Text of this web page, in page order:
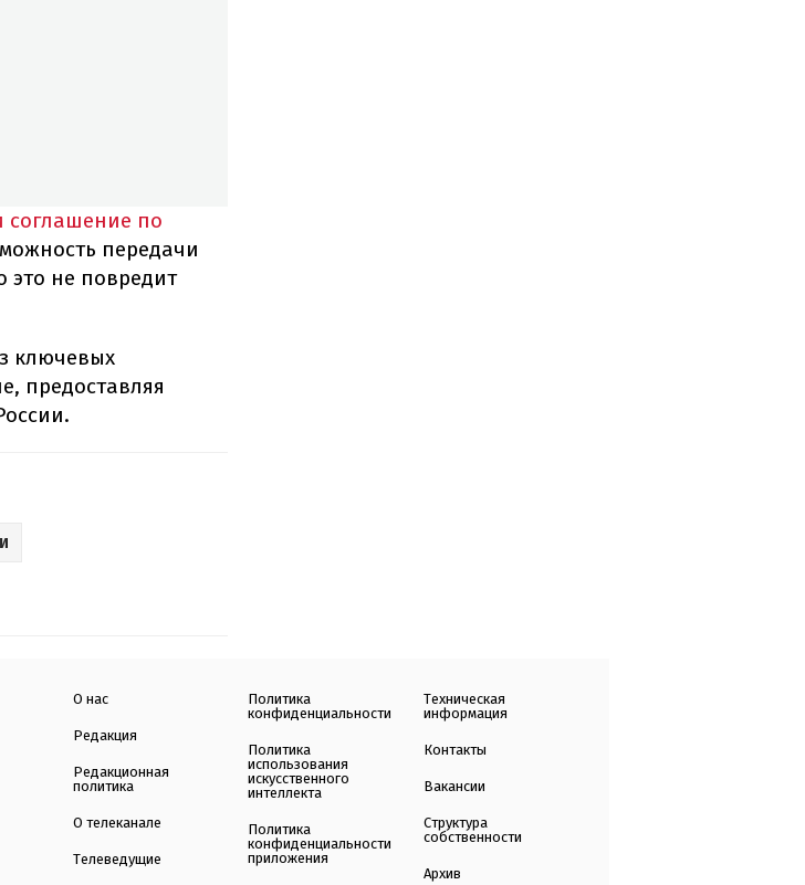
по
передачи
это не повредит
ключевых
предоставляя
О нас
Редакция
Редакционная
политика
О телеканале
Телеведущие
Политика
конфиденциальности
Политика
использования
искусственного
интеллекта
Политика
конфиденциальности
приложения
Техническая
информация
Контакты
Вакансии
Структура
собственности
Архив